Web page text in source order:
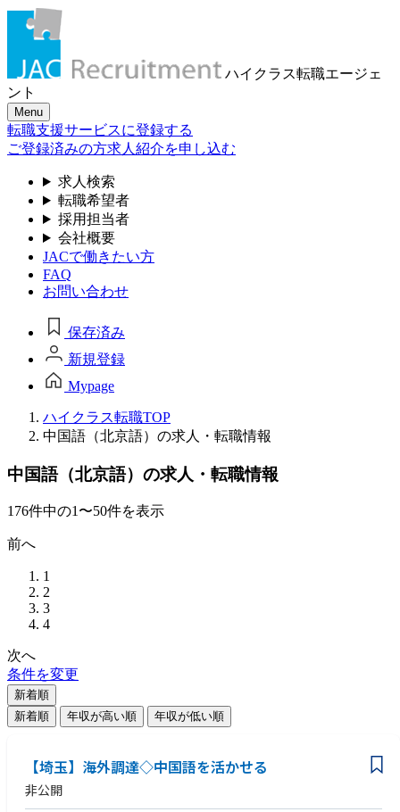
ハイクラス転職エージェ
ント
Menu
転職支援サービスに登録する
ご登録済みの方求人紹介を申し込む
求人検索
転職希望者
採用担当者
会社概要
JACで働きたい方
FAQ
お問い合わせ
保存済み
新規登録
Mypage
ハイクラス転職TOP
中国語（北京語）の求人・転職情報
中国語（北京語）の求人・転職情報
176件中の1〜50件を表示
前へ
1
2
3
4
次へ
条件を変更
新着順
新着順
年収が高い順 年収が低い順
【埼玉】海外調達◇中国語を活かせる
非公開